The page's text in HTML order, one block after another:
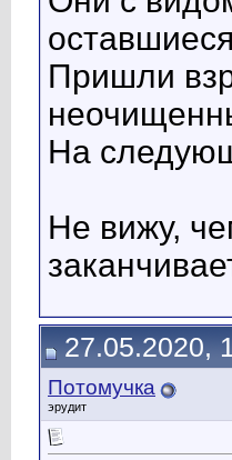
Пришли
На
Не вижу,
27.05.2020,
Потомучка
эрудит